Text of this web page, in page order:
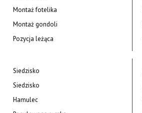
Montaż fotelika
Montaż gondoli
Pozycja leżąca
Siedzisko
Siedzisko
Hamulec